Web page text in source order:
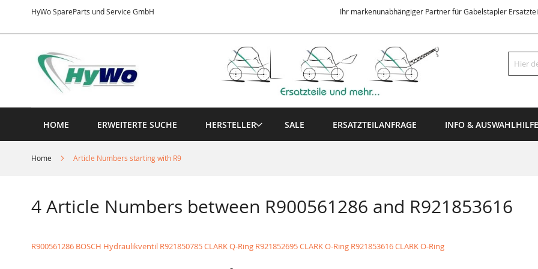
HyWo SpareParts und Service GmbH
Inhalt
Ihr markenunabhängiger Partner für Gabelstapler
Suche
HOME ERWEITERTE SUCHE HERSTELLER SALE ERSATZTEILANFRAGE INFO & AUSWAHLHILFE
Home Article Numbers starting with R9
4 Article Numbers between R900561286 and R921853616
R900561286 BOSCH Hydraulikventil R921850785 CLARK Q-Ring R921852695 CLARK O-Ring R921853616 CLARK O-Ring